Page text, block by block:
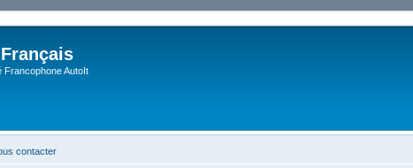
Francophone AutoIt
contacter